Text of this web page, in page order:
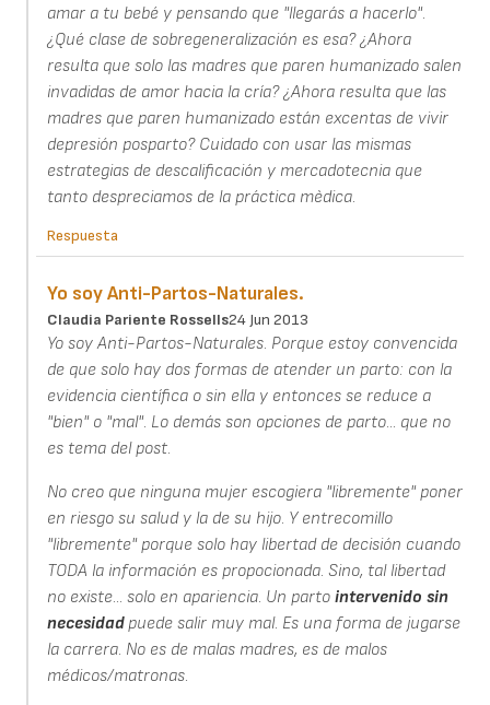
amar a tu bebé y pensando que "llegarás a hacerlo".
¿Qué clase de sobregeneralización es esa? ¿Ahora
resulta que solo las madres que paren humanizado salen
invadidas de amor hacia la cría? ¿Ahora resulta que las
madres que paren humanizado están excentas de vivir
depresión posparto? Cuidado con usar las mismas
estrategias de descalificación y mercadotecnia que
tanto despreciamos de la práctica mèdica.
Respuesta
Yo soy Anti-Partos-Naturales.
Claudia Pariente Rossells24 Jun 2013
Yo soy Anti-Partos-Naturales. Porque estoy convencida
de que solo hay dos formas de atender un parto: con la
evidencia científica o sin ella y entonces se reduce a
"bien" o "mal". Lo demás son opciones de parto... que no
es tema del post.
No creo que ninguna mujer escogiera "libremente" poner
en riesgo su salud y la de su hijo. Y entrecomillo
"libremente" porque solo hay libertad de decisión cuando
TODA la información es propocionada. Sino, tal libertad
no existe... solo en apariencia. Un parto intervenido sin
necesidadpuede salir muy mal. Es una forma de jugarse
la carrera. No es de malas madres, es de malos
médicos/matronas.